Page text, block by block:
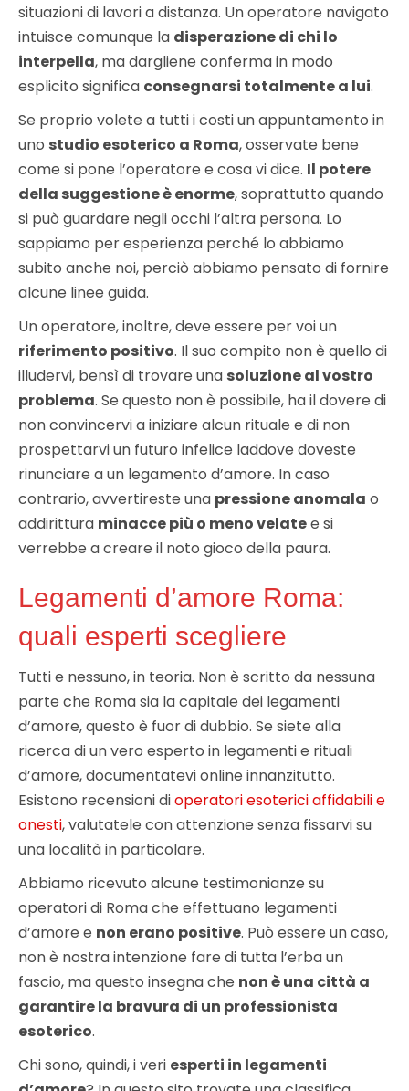
situazioni di lavori a distanza. Un operatore navigato
intuisce comunque la disperazione di chi lo
interpella, ma dargliene conferma in modo
esplicito significa consegnarsi totalmente a lui.
Se proprio volete a tutti i costi un appuntamento in
uno studio esoterico a Roma, osservate bene
come si pone l’operatore e cosa vi dice. Il potere
della suggestione è enorme, soprattutto quando
si può guardare negli occhi l’altra persona. Lo
sappiamo per esperienza perché lo abbiamo
subito anche noi, perciò abbiamo pensato di fornire
alcune linee guida.
Un operatore, inoltre, deve essere per voi un
riferimento positivo. Il suo compito non è quello di
illudervi, bensì di trovare una soluzione al vostro
problema. Se questo non è possibile, ha il dovere di
non convincervi a iniziare alcun rituale e di non
prospettarvi un futuro infelice laddove doveste
rinunciare a un legamento d’amore. In caso
contrario, avvertireste una pressione anomala o
addirittura minacce più o meno velatee si
verrebbe a creare il noto gioco della paura.
Legamenti d’amore Roma:
quali esperti scegliere
Tutti e nessuno, in teoria. Non è scritto da nessuna
parte che Roma sia la capitale dei legamenti
d’amore, questo è fuor di dubbio. Se siete alla
ricerca di un vero esperto in legamenti e rituali
d’amore, documentatevi online innanzitutto.
Esistono recensioni dioperatori esoterici affidabili e
onesti, valutatele con attenzione senza fissarvi su
una località in particolare.
Abbiamo ricevuto alcune testimonianze su
operatori di Roma che effettuano legamenti
d’amore e non erano positive. Può essere un caso,
non è nostra intenzione fare di tutta l’erba un
fascio, ma questo insegna che non è una città a
garantire la bravura di un professionista
esoterico.
Chi sono, quindi, i veri esperti in legamenti